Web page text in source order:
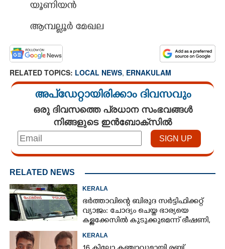
യൂണിയൻ
ആമ്പല്ലൂർ മേഖല
RELATED TOPICS: LOCAL NEWS, ERNAKULAM
അപ്ഡേറ്റായിരിക്കാം ദിവസവും
ഒരു ദിവസത്തെ പ്രധാന സംഭവങ്ങൾ
നിങ്ങളുടെ ഇൻബോക്സിൽ
RELATED NEWS
KERALA
ഭർത്താവിന്റെ ബിരുദ സർട്ടിഫിക്കറ്റ്
വ്യാജം: ചോദ്യം ചെയ്ത ഭാര്യയെ
കള്ളക്കേസിൽ കുടുക്കുമെന്ന് ഭീഷണി,
കേസെടുത്തു
KERALA